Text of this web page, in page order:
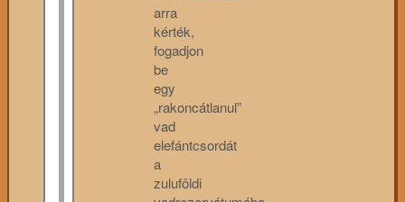
arra
kérték,
fogadjon
be
egy
„rakoncátlanul”
vad
elefántcsordát
a
zuluföldi